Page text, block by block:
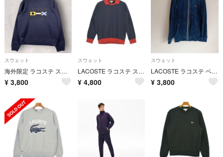
スウェット
海外限定 ラコステ スウェット 刺繍ロゴ トレーナー S ネイビー
¥ 3,800
スウェット
LACOSTE ラコステ スウェット M 紺 【古着】【中古】【送料無料】
¥ 4,800
スウェット
LACOSTE ラコステ ベロア ジップアップ スウェット ネイビー 3
¥ 3,800